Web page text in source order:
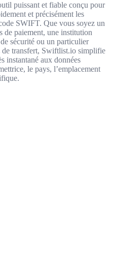
puissant et fiable conçu pour
et précisément les
SWIFT. Que vous soyez un
de paiement, une institution
sécurité ou un particulier
transfert, Swiftlist.io simplifie
instantané aux données
le pays, l’emplacement